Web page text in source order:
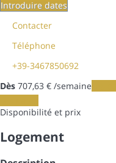
Introduire dates
Contacter
Téléphone
+39-3467850692
Dès 707,63 € /semaine
Disponibilité et prix
Logement